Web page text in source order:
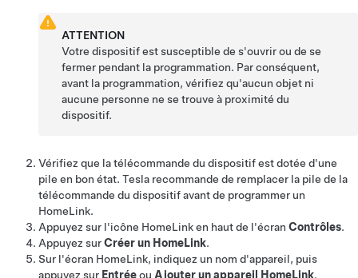
ATTENTION
Votre dispositif est susceptible de s'ouvrir ou de se
fermer pendant la programmation. Par conséquent,
avant la programmation, vérifiez qu'aucun objet ni
aucune personne ne se trouve à proximité du
dispositif.
Vérifiez que la télécommande du dispositif est dotée d'une
pile en bon état. Tesla recommande de remplacer la pile de la
télécommande du dispositif avant de programmer un
HomeLink.
Appuyez sur l'icône HomeLink en haut de l'écran Contrôles.
Appuyez surCréer un HomeLink.
Sur l'écran HomeLink, indiquez un nom d'appareil, puis
appuyez sur Entréeou Ajouter un appareil HomeLink.